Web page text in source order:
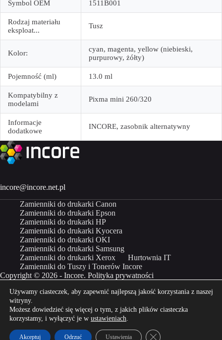
Symbol OEM 1511B001
Rodzaj materiału
eksploat...
Tusz
Kolor:
cyan, magenta, yellow (niebieski,
purpurowy, żółty)
Pojemność (ml) 13.0 ml
Kompatybilny z
modelami
Pixma mini 260/320
Informacje
dodatkowe
INCORE, zasobnik alternatywny
incore@incore.net.pl
Zamienniki do drukarki Canon
Zamienniki do drukarki Epson
Zamienniki do drukarki HP
Zamienniki do drukarki Kyocera
Zamienniki do drukarki OKI
Zamienniki do drukarki Samsung
Zamienniki do drukarki Xerox
Hurtownia IT
Zamienniki do Tuszy i Tonerów Incore
Copyright © 2026 - Incore. Polityka prywatności
Właścicielem marki Incore jest Incom Group SA
Kup Incore na Kup Incore na
Używamy ciasteczek, aby zapewnić najlepszą jakość korzystania z naszej
witryny.
Możesz dowiedzieć się więcej o tym, z jakich plików ciasteczka
korzystamy, i wyłączyć je w ustawieniach.
Akceptuj Odrzuć Ustawienia Zamknij panel